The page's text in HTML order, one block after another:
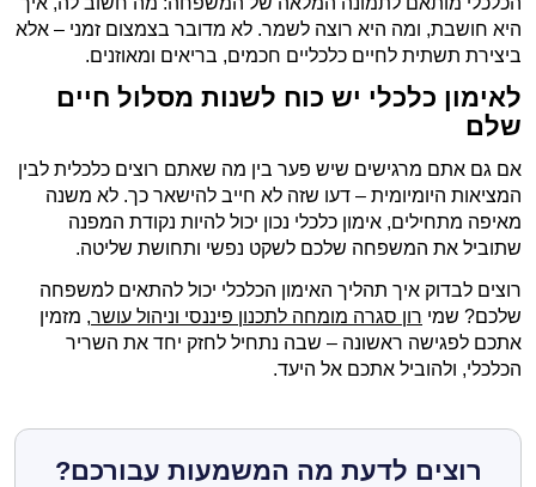
היא חושבת, ומה היא רוצה לשמר. לא מדובר בצמצום זמני – אלא
ביצירת תשתית לחיים כלכליים חכמים, בריאים ומאוזנים.
לאימון כלכלי יש כוח לשנות מסלול חיים
שלם
אם גם אתם מרגישים שיש פער בין מה שאתם רוצים כלכלית לבין
המציאות היומיומית – דעו שזה לא חייב להישאר כך. לא משנה
מאיפה מתחילים, אימון כלכלי נכון יכול להיות נקודת המפנה
שתוביל את המשפחה שלכם לשקט נפשי ותחושת שליטה.
רוצים לבדוק איך תהליך האימון הכלכלי יכול להתאים למשפחה
שלכם? שמי רון סגרה מומחה לתכנון פיננסי וניהול עושר, מזמין
אתכם לפגישה ראשונה – שבה נתחיל לחזק יחד את השריר
הכלכלי, ולהוביל אתכם אל היעד.
רוצים לדעת מה המשמעות עבורכם?